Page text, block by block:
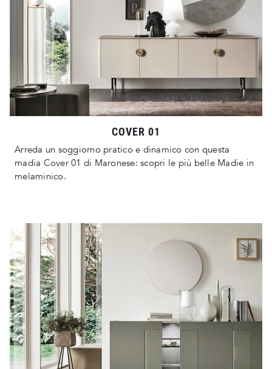
COVER 01
Arreda un soggiorno pratico e dinamico con questa
madia Cover 01 di Maronese: scopri le più belle Madie in
melaminico.